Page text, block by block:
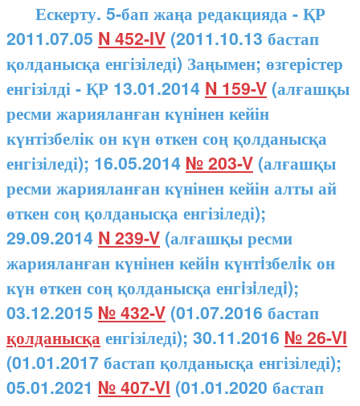
Ескерту. 5-бап жаңа редакцияда - ҚР
2011.07.05 N 452-IV (2011.10.13 бастап
қолданысқа енгізіледі) Заңымен; өзгерістер
енгізілді - ҚР 13.01.2014 N 159-V (алғашқы
ресми жарияланған күнінен кейін
күнтізбелік он күн өткен соң қолданысқа
енгізіледі); 16.05.2014 № 203-V (алғашқы
ресми жарияланған күнінен кейін алты ай
өткен соң қолданысқа енгізіледі);
29.09.2014 N 239-V (алғашқы ресми
жарияланған күнінен кейiн күнтiзбелiк он
күн өткен соң қолданысқа енгiзiледi);
03.12.2015 № 432-V (01.07.2016 бастап
қолданысқаенгізіледі); 30.11.2016 № 26-VI
(01.01.2017 бастап қолданысқа енгізіледі);
05.01.2021 № 407-VI (01.01.2020 бастап